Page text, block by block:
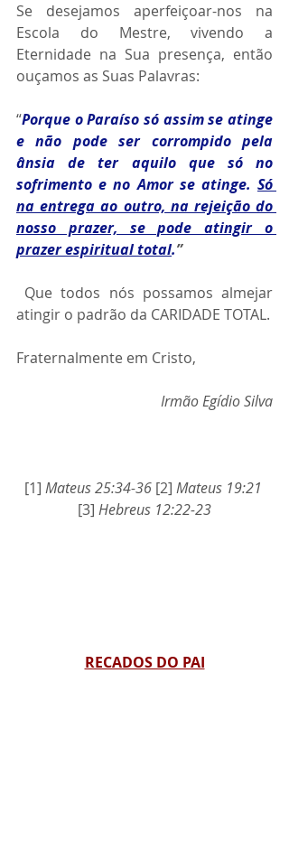
Se desejamos aperfeiçoar-nos na
Escola do Mestre, vivendo a
Eternidade na Sua presença, então
ouçamos as Suas Palavras:
“Porque o Paraíso só assim se atinge
e não pode ser corrompido pela
ânsia de ter aquilo que só no
sofrimento e no Amor se atinge. Só
na entrega ao outro, na rejeição do
nosso prazer, se pode atingir o
prazer espiritual total.”
Fraternalmente em Cristo,
Irmão Egídio Silva
[1] Mateus 25:34-36 [2] Mateus 19:21
[3] Hebreus 12:22-23
RECADOS DO PAI